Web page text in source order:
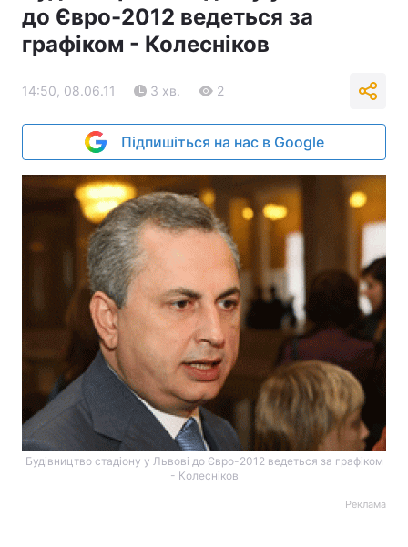
до Євро-2012 ведеться за
графіком - Колесніков
14:50, 08.06.11 3 хв. 2
Підпишіться на нас в Google
Будівництво стадіону у Львові до Євро-2012 ведеться за графіком
- Колесніков
Реклама